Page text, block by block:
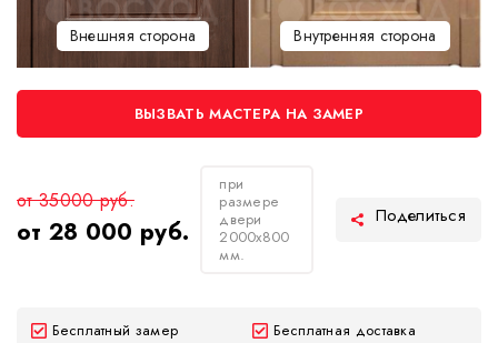
Внешняя сторона Внутренняя сторона
ВЫЗВАТЬ МАСТЕРА НА ЗАМЕР
от 35000 руб.
от 28 000 руб.
при
размере
двери
2000х800
мм.
Бесплатный замер
Бесплатная доставка